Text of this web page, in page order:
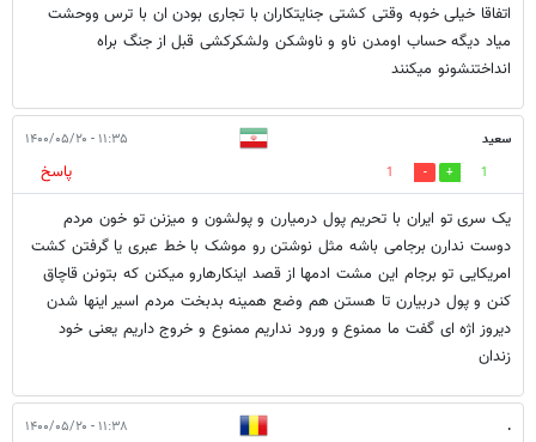
اتفاقا خیلی خوبه وقتی کشتی جنایتکاران با تجاری بودن ان با ترس ووحشت
میاد دیگه حساب اومدن ناو و ناوشکن ولشکرکشی قبل از جنگ براه
انداختنشونو میکنند
سعید ۱۱:۳۵ - ۱۴۰۰/۰۵/۲۰
1
1
پاسخ
یک سری تو ایران با تحریم پول درمیارن و پولشون و میزنن تو خون مردم
دوست ندارن برجامی باشه مثل نوشتن رو موشک با خط عبری یا گرفتن کشت
امریکایی تو برجام این مشت ادمها از قصد اینکارهارو میکنن که بتونن قاچاق
کنن و پول دربیارن تا هستن هم وضع همینه بدبخت مردم اسیر اینها شدن
دیروز اژه ای گفت ما ممنوع و ورود نداریم ممنوع و خروج داریم یعنی خود
زندان
. ۱۱:۳۸ - ۱۴۰۰/۰۵/۲۰